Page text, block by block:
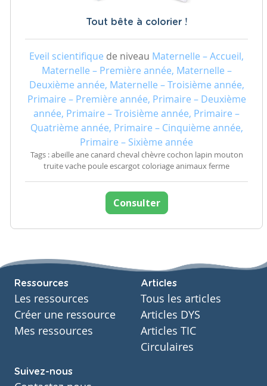
Tout bête à colorier !
Eveil scientifique de niveau Maternelle – Accueil,
Maternelle – Première année, Maternelle –
Deuxième année, Maternelle – Troisième année,
Primaire – Première année, Primaire – Deuxième
année, Primaire – Troisième année, Primaire –
Quatrième année, Primaire – Cinquième année,
Primaire – Sixième année
Tags : abeille ane canard cheval chèvre cochon lapin mouton
truite vache poule escargot coloriage animaux ferme
Consulter
Ressources
Les ressources
Créer une ressource
Mes ressources
Articles
Tous les articles
Articles DYS
Articles TIC
Circulaires
Suivez-nous